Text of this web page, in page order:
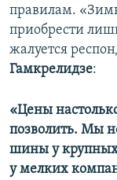
правилам.
приобрести
жалуется
Гамкрелидзе:
«Цены
позволить. Мы
шины у крупных
у мелких